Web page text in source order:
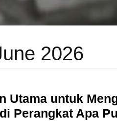
2026
Utama untuk
Perangkat Apa